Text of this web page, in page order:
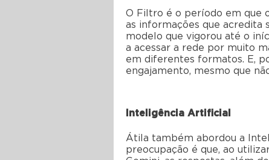
O Filtro é o período em que
as informações que acredita
modelo que vigorou até o
a acessar a rede por muito
em diferentes formatos. E,
engajamento, mesmo que
Inteligência Artificial
Átila também abordou a
preocupação é que, ao